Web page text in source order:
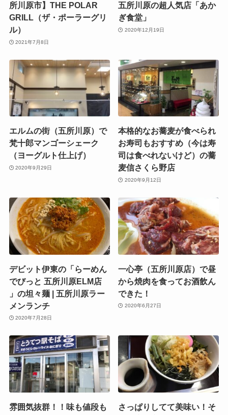
所川原市】THE POLAR
GRILL（ザ・ポーラーグリ
ル）
2021年7月8日
五所川原の超人気店「あか
ぎ食堂」
2020年12月19日
エルムの街（五所川原）で
梵十郎マンゴーシェーク
（ヨーグルト仕上げ）
2020年9月29日
本格的なお蕎麦が食べられ
お寿司もおすすめ（今は寿
司は食べれないけど）の蕎
麦信さくら野店
2020年9月12日
デビット伊東の「らーめん
でびっと 五所川原ELM店
」の坦々麺 | 五所川原ラー
メンランチ
2020年7月28日
一心亭（五所川原店）で昼
から焼肉を食ってお酒飲ん
できた！
2020年6月27日
雰囲気抜群！！味も値段も
さっぱりしてて美味い！そ